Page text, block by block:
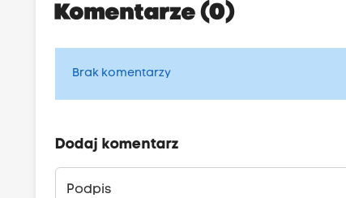
Komentarze (0)
Brak komentarzy
Dodaj komentarz
Podpis